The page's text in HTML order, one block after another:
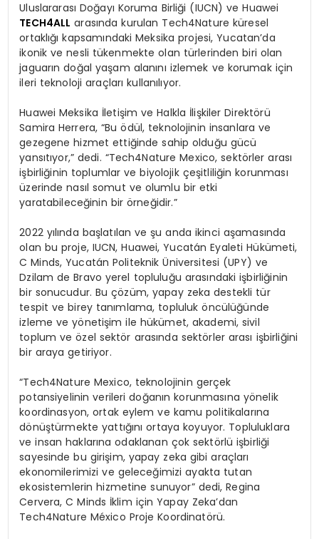
Uluslararası Doğayı Koruma Birliği (IUCN) ve Huawei
TECH4ALL arasında kurulan Tech4Nature küresel
ortaklığı kapsamındaki Meksika projesi, Yucatan’da
ikonik ve nesli tükenmekte olan türlerinden biri olan
jaguarın doğal yaşam alanını izlemek ve korumak için
ileri teknoloji araçları kullanılıyor.
Huawei Meksika İletişim ve Halkla İlişkiler Direktörü
Samira Herrera, “Bu ödül, teknolojinin insanlara ve
gezegene hizmet ettiğinde sahip olduğu gücü
yansıtıyor,” dedi. “Tech4Nature Mexico, sektörler arası
işbirliğinin toplumlar ve biyolojik çeşitliliğin korunması
üzerinde nasıl somut ve olumlu bir etki
yaratabileceğinin bir örneğidir.”
2022 yılında başlatılan ve şu anda ikinci aşamasında
olan bu proje, IUCN, Huawei, Yucatán Eyaleti Hükümeti,
C Minds, Yucatán Politeknik Üniversitesi (UPY) ve
Dzilam de Bravo yerel topluluğu arasındaki işbirliğinin
bir sonucudur. Bu çözüm, yapay zeka destekli tür
tespit ve birey tanımlama, topluluk öncülüğünde
izleme ve yönetişim ile hükümet, akademi, sivil
toplum ve özel sektör arasında sektörler arası işbirliğini
bir araya getiriyor.
“Tech4Nature Mexico, teknolojinin gerçek
potansiyelinin verileri doğanın korunmasına yönelik
koordinasyon, ortak eylem ve kamu politikalarına
dönüştürmekte yattığını ortaya koyuyor. Topluluklara
ve insan haklarına odaklanan çok sektörlü işbirliği
sayesinde bu girişim, yapay zeka gibi araçları
ekonomilerimizi ve geleceğimizi ayakta tutan
ekosistemlerin hizmetine sunuyor” dedi, Regina
Cervera, C Minds İklim için Yapay Zeka’dan
Tech4Nature México Proje Koordinatörü.